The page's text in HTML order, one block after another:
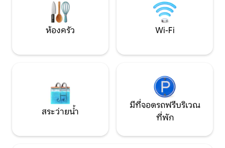
(พร้อมให้เช่าตั้งแต่
ห้องครัว Wi-Fi
สระว่ายน้ำ
มีที่จอดรถฟรีบริเวณ
ที่พัก